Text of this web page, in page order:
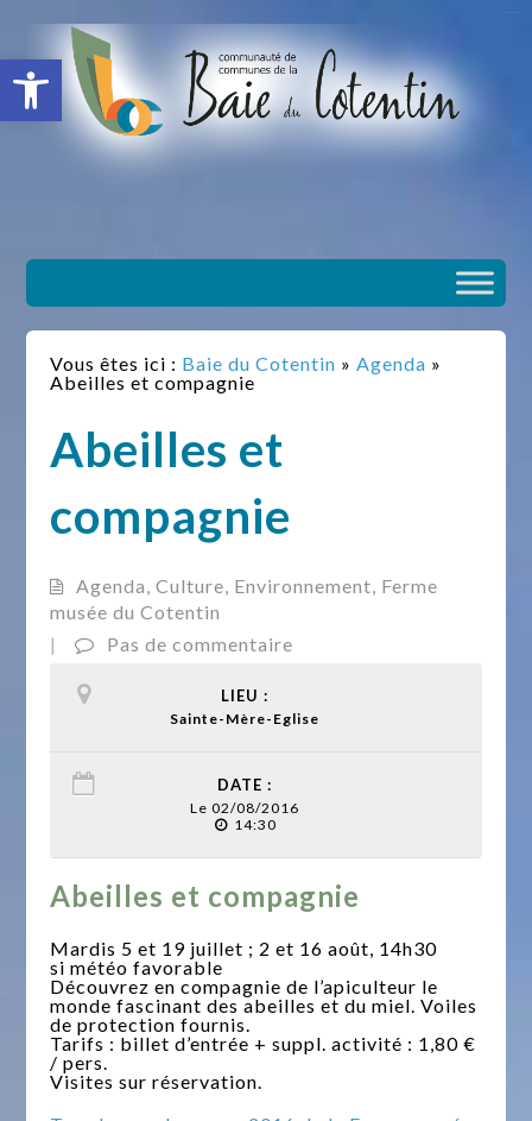
Ouvrir la barre d’outils
Vous êtes ici : Baie du Cotentin »Agenda »
Abeilles et compagnie
Abeilles et
compagnie
Agenda,Culture, Environnement, Ferme
musée du Cotentin
|
Pas de commentaire
LIEU :
Sainte-Mère-Eglise
DATE :
Le 02/08/2016
14:30
Abeilles et compagnie
Mardis 5 et 19 juillet ; 2 et 16 août, 14h30
si météo favorable
Découvrez en compagnie de l’apiculteur le
monde fascinant des abeilles et du miel. Voiles
de protection fournis.
Tarifs : billet d’entrée + suppl. activité : 1,80 €
/ pers.
Visites sur réservation.